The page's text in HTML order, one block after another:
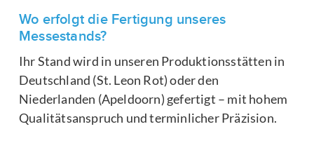
Wo erfolgt die Fertigung unseres
Messestands?
Ihr Stand wird in unseren Produktionsstätten in
Deutschland (St. Leon Rot) oder den
Niederlanden (Apeldoorn) gefertigt – mit hohem
Qualitätsanspruch und terminlicher Präzision.